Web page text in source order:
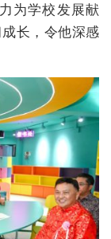
为学校发展献
长，令他深感